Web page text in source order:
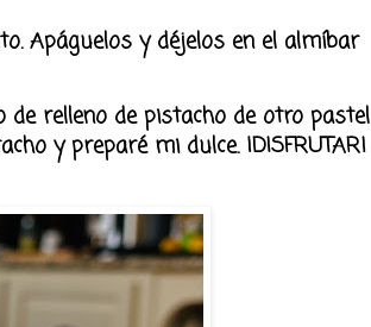
Apáguelos y déjelos en el almíbar
relleno de pistacho de otro pastel
y preparé mi dulce. ¡DISFRUTAR!